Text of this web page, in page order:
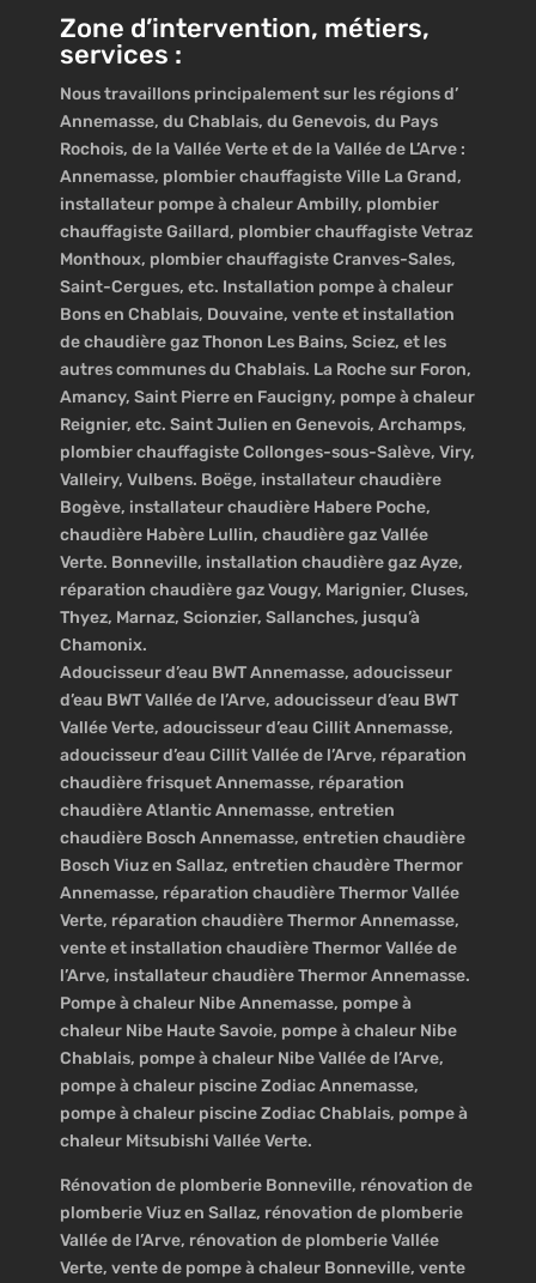
Zone d’intervention, métiers,
services :
Nous travaillons principalement sur les régions d’
Annemasse, du Chablais, du Genevois, du Pays
Rochois, de la Vallée Verte et de la Vallée de L’Arve :
Annemasse, plombier chauffagiste Ville La Grand,
installateur pompe à chaleur Ambilly, plombier
chauffagiste Gaillard, plombier chauffagiste Vetraz
Monthoux, plombier chauffagiste Cranves-Sales,
Saint-Cergues, etc. Installation pompe à chaleur
Bons en Chablais, Douvaine, vente et installation
de chaudière gaz Thonon Les Bains, Sciez, et les
autres communes du Chablais. La Roche sur Foron,
Amancy, Saint Pierre en Faucigny, pompe à chaleur
Reignier, etc. Saint Julien en Genevois, Archamps,
plombier chauffagiste Collonges-sous-Salève, Viry,
Valleiry, Vulbens. Boëge, installateur chaudière
Bogève, installateur chaudière Habere Poche,
chaudière Habère Lullin, chaudière gaz Vallée
Verte. Bonneville, installation chaudière gaz Ayze,
réparation chaudière gaz Vougy, Marignier, Cluses,
Thyez, Marnaz, Scionzier, Sallanches, jusqu’à
Chamonix.
Adoucisseur d’eau BWT Annemasse, adoucisseur
d’eau BWT Vallée de l’Arve, adoucisseur d’eau BWT
Vallée Verte, adoucisseur d’eau Cillit Annemasse,
adoucisseur d’eau Cillit Vallée de l’Arve, réparation
chaudière frisquet Annemasse, réparation
chaudière Atlantic Annemasse, entretien
chaudière Bosch Annemasse, entretien chaudière
Bosch Viuz en Sallaz, entretien chaudère Thermor
Annemasse, réparation chaudière Thermor Vallée
Verte, réparation chaudière Thermor Annemasse,
vente et installation chaudière Thermor Vallée de
l’Arve, installateur chaudière Thermor Annemasse.
Pompe à chaleur Nibe Annemasse, pompe à
chaleur Nibe Haute Savoie, pompe à chaleur Nibe
Chablais, pompe à chaleur Nibe Vallée de l’Arve,
pompe à chaleur piscine Zodiac Annemasse,
pompe à chaleur piscine Zodiac Chablais, pompe à
chaleur Mitsubishi Vallée Verte.
Rénovation de plomberie Bonneville, rénovation de
plomberie Viuz en Sallaz, rénovation de plomberie
Vallée de l’Arve, rénovation de plomberie Vallée
Verte, vente de pompe à chaleur Bonneville, vente